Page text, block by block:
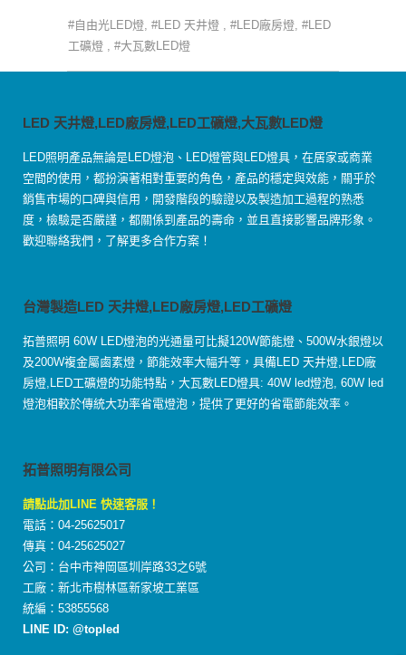
#自由光LED燈, #LED 天井燈 , #LED廠房燈, #LED
工礦燈 , #大瓦數LED燈
LED 天井燈,LED廠房燈,LED工礦燈,大瓦數LED燈
LED照明產品無論是LED燈泡、LED燈管與LED燈具，在居家或商業
空間的使用，都扮演著相對重要的角色，產品的穩定與效能，關乎於
銷售市場的口碑與信用，開發階段的驗證以及製造加工過程的熟悉
度，檢驗是否嚴謹，都關係到產品的壽命，並且直接影響品牌形象。
歡迎聯絡我們，了解更多合作方案！
台灣製造LED 天井燈,LED廠房燈,LED工礦燈
拓普照明 60W LED燈泡的光通量可比擬120W節能燈、500W水銀燈以
及200W複金屬鹵素燈，節能效率大幅升等，具備LED 天井燈,LED廠
房燈,LED工礦燈的功能特點，大瓦數LED燈具: 40W led燈泡, 60W led
燈泡相較於傳統大功率省電燈泡，提供了更好的省電節能效率。
拓普照明有限公司
請點此加LINE 快速客服！
電話：04-25625017
傳真：04-25625027
公司：台中市神岡區圳岸路33之6號
工廠：新北市樹林區新家坡工業區
統編：53855568
LINE ID: @topled